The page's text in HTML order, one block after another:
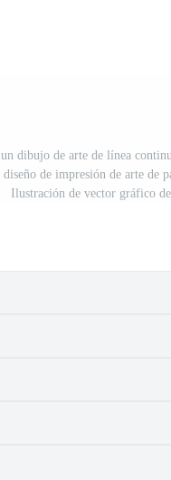
un dibujo de arte de línea
diseño de impresión de arte de
Ilustración de vector gráfico